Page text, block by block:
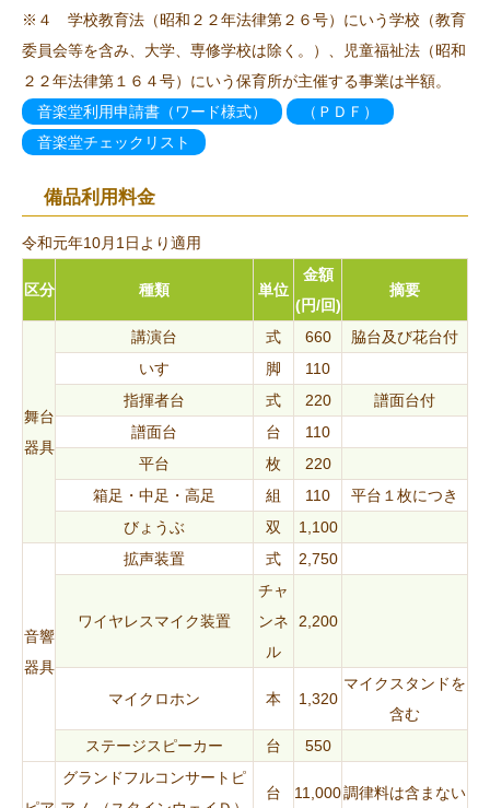
※４ 学校教育法（昭和２２年法律第２６号）にいう学校（教育
委員会等を含み、大学、専修学校は除く。）、児童福祉法（昭和
２２年法律第１６４号）にいう保育所が主催する事業は半額。
音楽堂利用申請書（ワード様式）
（ＰＤＦ）
音楽堂チェックリスト
備品利用料金
令和元年10月1日より適用
区分 種類 単位
金額
(円/回)
摘要
舞台
器具
講演台 式 660
脇台及び花台付
いす
脚
110
指揮者台
式 220
譜面台付
譜面台
台
110
平台
枚
220
箱足・中足・高足
組 110
平台１枚につき
びょうぶ
双 1,100
音響
器具
拡声装置 式 2,750
ワイヤレスマイク装置
チャ
ンネ
ル
2,200
マイクロホン 本 1,320
マイクスタンドを
含む
ステージスピーカー
台 550
グランドフルコンサートピ
台 11,000調律料は含まない